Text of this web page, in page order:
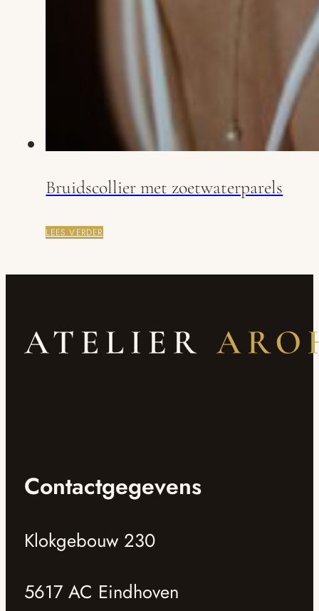
Bruidscollier met zoetwaterparels
LEES VERDER
Contactgegevens
Klokgebouw 230
5617 AC Eindhoven